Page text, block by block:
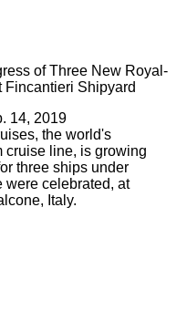
of Three New Royal-
Shipyard
14, 2019
the world's
cruise line, is growing
three ships under
were celebrated, at
Italy.